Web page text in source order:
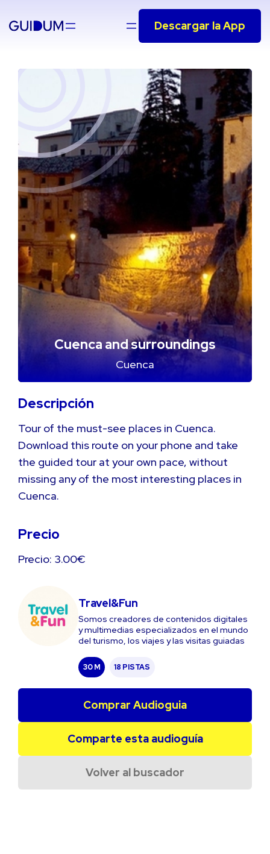
Saltar
Descargar la App
Cuenca and surroundings
Cuenca
Descripción
Tour of the must-see places in Cuenca.
Download this route on your phone and take
the guided tour at your own pace, without
missing any of the most interesting places in
Cuenca.
Precio
Precio: 3.00€
Travel&Fun
Somos creadores de contenidos digitales
y multimedias especializados en el mundo
del turismo, los viajes y las visitas guiadas
30 M 18 PISTAS
Comprar Audioguia
Comparte esta audioguía
Volver al buscador